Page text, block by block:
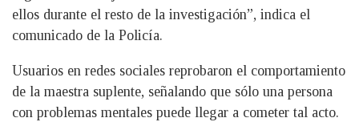
ellos durante el resto de la investigación”, indica el
comunicado de la Policía.
Usuarios en redes sociales reprobaron el comportamiento
de la maestra suplente, señalando que sólo una persona
con problemas mentales puede llegar a cometer tal acto.